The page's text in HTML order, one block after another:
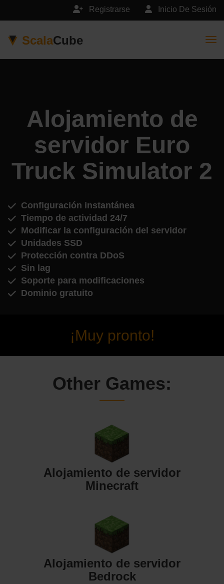
Inicio De Sesión
Registrarse
ScalaCube
Alojamiento de
servidor Euro
Truck Simulator 2
Configuración instantánea
Tiempo de actividad 24/7
Modificar la configuración del servidor
Unidades SSD
Protección contra DDoS
Sin lag
Soporte para modificaciones
Dominio gratuito
¡Muy pronto!
Other Games:
Alojamiento de servidor
Minecraft
Alojamiento de servidor
Bedrock